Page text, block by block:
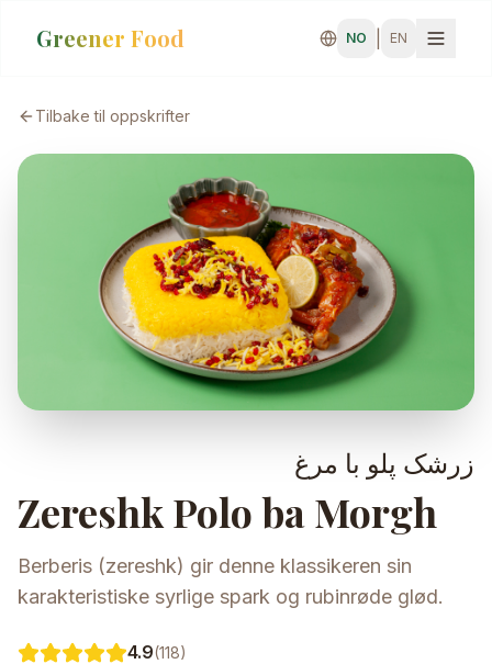
Greener Food NO EN
Tilbake til oppskrifter
زرشک پلو با مرغ
Zereshk Polo ba Morgh
Berberis (zereshk) gir denne klassikeren sin
karakteristiske syrlige spark og rubinrøde glød.
4.9(118)